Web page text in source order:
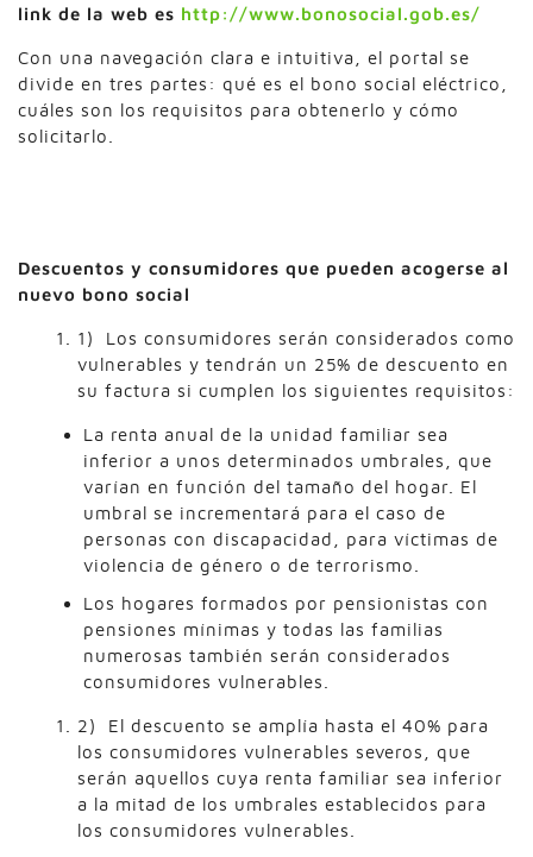
link de la web es http://www.bonosocial.gob.es/
Con una navegación clara e intuitiva, el portal se
divide en tres partes: qué es el bono social eléctrico,
cuáles son los requisitos para obtenerlo y cómo
solicitarlo.
Descuentos y consumidores que pueden acogerse al
nuevo bono social
1) Los consumidores serán considerados como
vulnerables y tendrán un 25% de descuento en
su factura si cumplen los siguientes requisitos:
La renta anual de la unidad familiar sea
inferior a unos determinados umbrales, que
varían en función del tamaño del hogar. El
umbral se incrementará para el caso de
personas con discapacidad, para víctimas de
violencia de género o de terrorismo.
Los hogares formados por pensionistas con
pensiones mínimas y todas las familias
numerosas también serán considerados
consumidores vulnerables.
2) El descuento se amplía hasta el 40% para
los consumidores vulnerables severos, que
serán aquellos cuya renta familiar sea inferior
a la mitad de los umbrales establecidos para
los consumidores vulnerables.